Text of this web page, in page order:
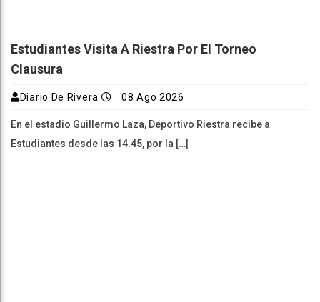
Estudiantes Visita A Riestra Por El Torneo
Clausura
Diario De Rivera 08 Ago 2026
En el estadio Guillermo Laza, Deportivo Riestra recibe a
Estudiantes desde las 14.45, por la […]